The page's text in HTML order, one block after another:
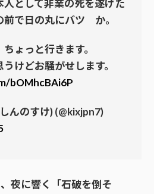
人として非業の死を遂げた
前で日の丸にバツ か。
ょっと行きます。
けどお騒がせします。
bOMhcBAi6P
んのすけ) (@kixjpn7)
夜に響く「石破を倒そ